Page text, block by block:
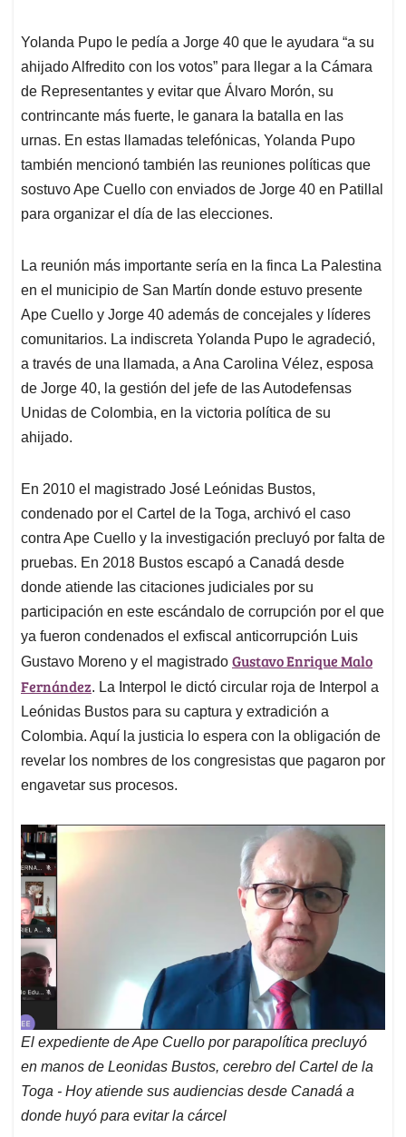
Yolanda Pupo le pedía a Jorge 40 que le ayudara “a su
ahijado Alfredito con los votos” para llegar a la Cámara
de Representantes y evitar que Álvaro Morón, su
contrincante más fuerte, le ganara la batalla en las
urnas. En estas llamadas telefónicas, Yolanda Pupo
también mencionó también las reuniones políticas que
sostuvo Ape Cuello con enviados de Jorge 40 en Patillal
para organizar el día de las elecciones.
La reunión más importante sería en la finca La Palestina
en el municipio de San Martín donde estuvo presente
Ape Cuello y Jorge 40 además de concejales y líderes
comunitarios. La indiscreta Yolanda Pupo le agradeció,
a través de una llamada, a Ana Carolina Vélez, esposa
de Jorge 40, la gestión del jefe de las Autodefensas
Unidas de Colombia, en la victoria política de su
ahijado.
En 2010 el magistrado José Leónidas Bustos,
condenado por el Cartel de la Toga, archivó el caso
contra Ape Cuello y la investigación precluyó por falta de
pruebas. En 2018 Bustos escapó a Canadá desde
donde atiende las citaciones judiciales por su
participación en este escándalo de corrupción por el que
ya fueron condenados el exfiscal anticorrupción Luis
Gustavo Moreno y el magistrado Gustavo Enrique Malo
Fernández. La Interpol le dictó circular roja de Interpol a
Leónidas Bustos para su captura y extradición a
Colombia. Aquí la justicia lo espera con la obligación de
revelar los nombres de los congresistas que pagaron por
engavetar sus procesos.
El expediente de Ape Cuello por parapolítica precluyó
en manos de Leonidas Bustos, cerebro del Cartel de la
Toga - Hoy atiende sus audiencias desde Canadá a
donde huyó para evitar la cárcel